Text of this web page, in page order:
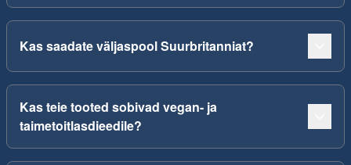
Kas saadate väljaspool Suurbritanniat?
Kas teie tooted sobivad vegan- ja
taimetoitlasdieedile?